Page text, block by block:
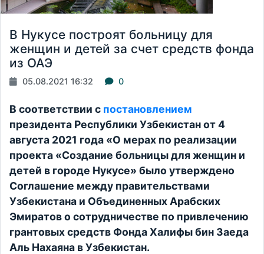
В Нукусе построят больницу для
женщин и детей за счет средств фонда
из ОАЭ
05.08.2021 16:32 0
В соответствии с постановлением
президента Республики Узбекистан от 4
августа 2021 года «О мерах по реализации
проекта «Создание больницы для женщин и
детей в городе Нукусе» было утверждено
Соглашение между правительствами
Узбекистана и Объединенных Арабских
Эмиратов о сотрудничестве по привлечению
грантовых средств Фонда Халифы бин Заеда
Аль Нахаяна в Узбекистан.